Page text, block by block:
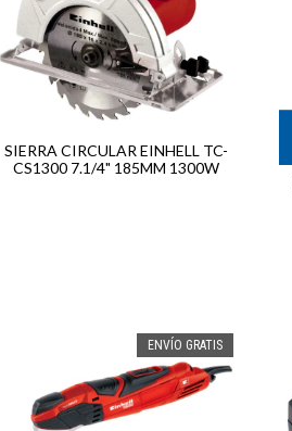
SIERRA CIRCULAR EINHELL TC-
CS1300 7.1/4" 185MM 1300W
ENVÍO GRATIS